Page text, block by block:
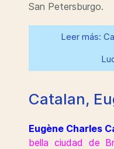
San Petersburgo.
Leer más:
Catalan,
Eugène Charles
bella ciudad de